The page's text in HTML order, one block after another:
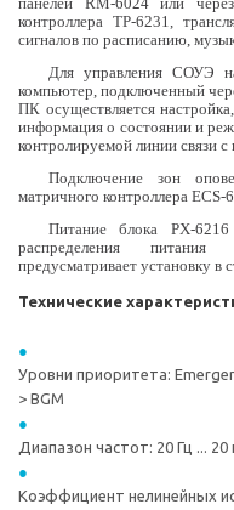
контроллера TP-6231,
сигналов по расписанию,
Для управления СОУЭ
компьютер, подключенный
ПК осуществляется
информация о состоянии и
контролируемой линии связи
Подключение зон
матричного контроллера ECS-
Питание блока PX-
распределения питания
предусматривает установку
Технические
Уровни приоритета:
> BGM
Диапазон частот: 20 Гц ... 20
Коэффициент нелинейных